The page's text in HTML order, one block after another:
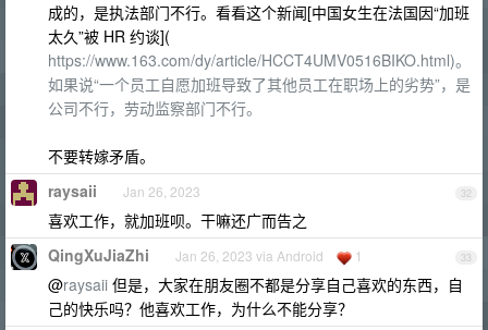
成的，是执法部门不行。看看这个新闻[中国女生在法国因“加班
太久”被 HR 约谈](
https://www.163.com/dy/article/HCCT4UMV0516BIKO.html)。
如果说“一个员工自愿加班导致了其他员工在职场上的劣势”，是
公司不行，劳动监察部门不行。
不要转嫁矛盾。
32
raysaii Jan 26, 2023
喜欢工作，就加班呗。干嘛还广而告之
33
QingXuJiaZhi Jan 26, 2023 via Android 1
@raysaii 但是，大家在朋友圈不都是分享自己喜欢的东西，自
己的快乐吗？他喜欢工作，为什么不能分享？